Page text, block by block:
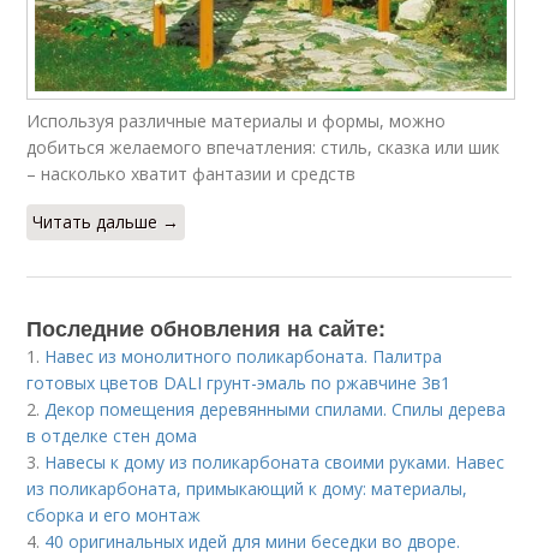
Используя различные материалы и формы, можно
добиться желаемого впечатления: стиль, сказка или шик
– насколько хватит фантазии и средств
Читать дальше →
Последние обновления на сайте:
1. Навес из монолитного поликарбоната. Палитра
готовых цветов DALI грунт-эмаль по ржавчине 3в1
2.Декор помещения деревянными спилами. Спилы дерева
в отделке стен дома
3. Навесы к дому из поликарбоната своими руками. Навес
из поликарбоната, примыкающий к дому: материалы,
сборка и его монтаж
4. 40 оригинальных идей для мини беседки во дворе.